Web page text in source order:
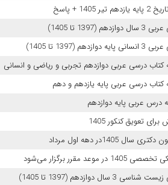
+ پاسخ
تا 1405)
تا 1405)
درسی عربی دوازدهم تجربی و ریاضی و انسانی
درسی عربی پایه یازدهم و دهم
درس عربی پایه دوازدهم
تعویق کنکور 1405
1405در دهه اول مرداد
مقرر برگزار می‌شود
دوازدهم (1397 تا 1405)